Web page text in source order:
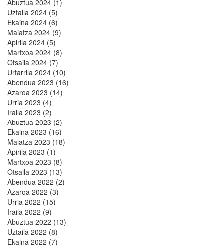
Abuztua 2024 (1)
Uztaila 2024 (5)
Ekaina 2024 (6)
Maiatza 2024 (9)
Apirila 2024 (5)
Martxoa 2024 (8)
Otsaila 2024 (7)
Urtarrila 2024 (10)
Abendua 2023 (16)
Azaroa 2023 (14)
Urria 2023 (4)
Iraila 2023 (2)
Abuztua 2023 (2)
Ekaina 2023 (16)
Maiatza 2023 (18)
Apirila 2023 (1)
Martxoa 2023 (8)
Otsaila 2023 (13)
Abendua 2022 (2)
Azaroa 2022 (3)
Urria 2022 (15)
Iraila 2022 (9)
Abuztua 2022 (13)
Uztaila 2022 (8)
Ekaina 2022 (7)